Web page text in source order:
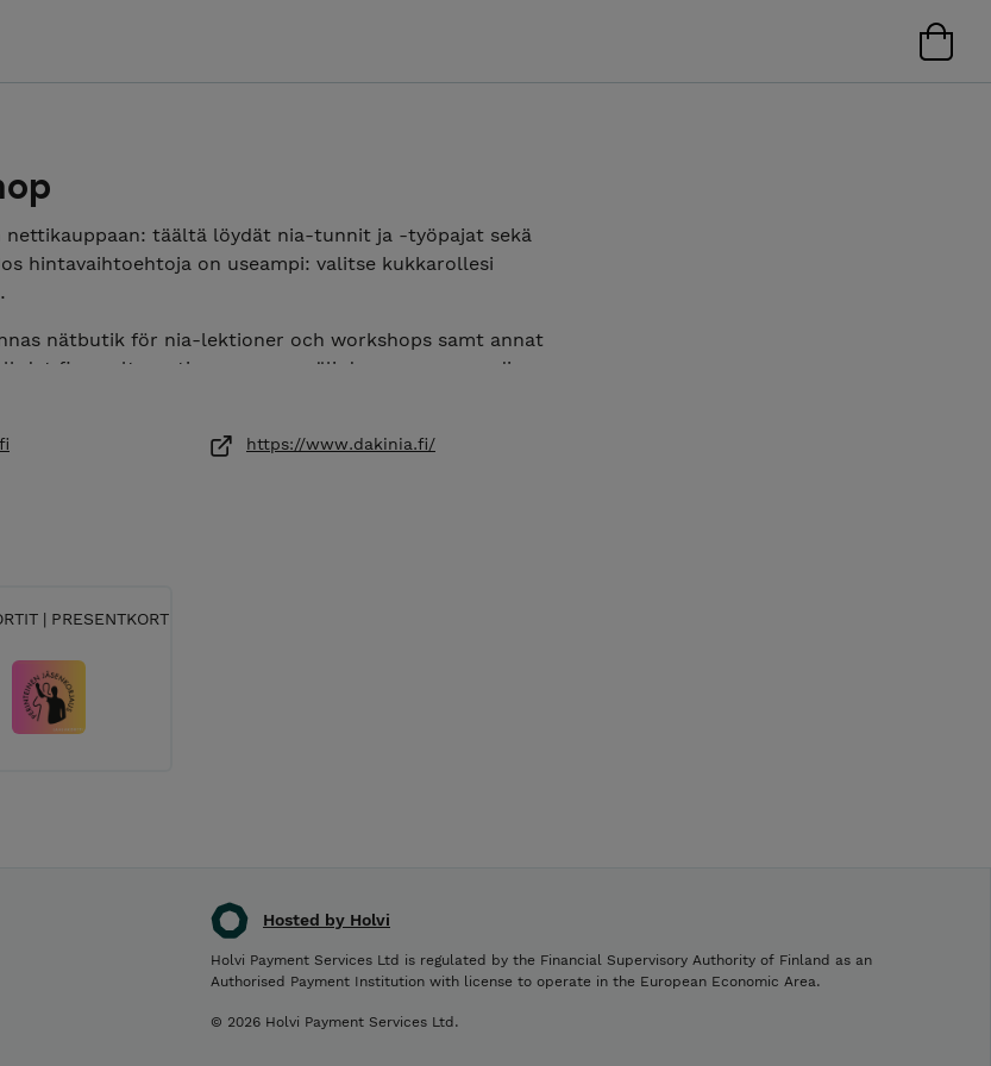
nettikauppaan: täältä löydät nia-tunnit ja -työpajat sekä
hintavaihtoehtoja on useampi: valitse kukkarollesi
nätbutik för nia-lektioner och workshops samt annat
det finns alternativa summor: välj den som passar din
webshop! Find Nia classes & other inspiration.
https://www.dakinia.fi/
| PRESENTKORT
Hosted by Holvi
Holvi Payment Services Ltd is regulated by the Financial Supervisory Authority of Finland as an
Authorised Payment Institution with license to operate in the European Economic Area.
© 2026 Holvi Payment Services Ltd.